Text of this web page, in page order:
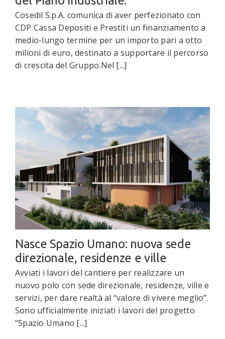
Cosedil S.p.A. comunica di aver perfezionato con
CDP Cassa Depositi e Prestiti un finanziamento a
medio-lungo termine per un importo pari a otto
milioni di euro, destinato a supportare il percorso
di crescita del Gruppo.Nel [...]
Nasce Spazio Umano: nuova sede
direzionale, residenze e ville
Avviati i lavori del cantiere per realizzare un
nuovo polo con sede direzionale, residenze, ville e
servizi, per dare realtà al “valore di vivere meglio”.
Sono ufficialmente iniziati i lavori del progetto
“Spazio Umano [...]